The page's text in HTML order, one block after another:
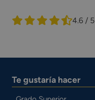
4.6 / 5
Te gustaría hacer